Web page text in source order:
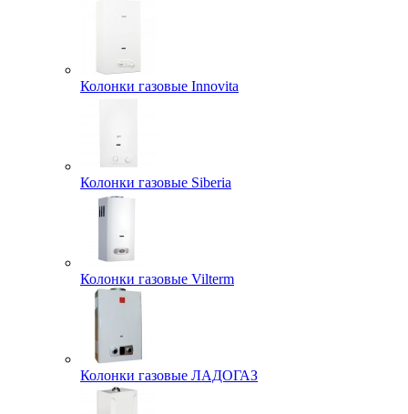
Колонки газовые Innovita
Колонки газовые Siberia
Колонки газовые Vilterm
Колонки газовые ЛАДОГАЗ